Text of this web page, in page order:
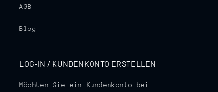
AGB
Blog
LOG-IN / KUNDENKONTO ERSTELLEN
Möchten Sie ein Kundenkonto bei